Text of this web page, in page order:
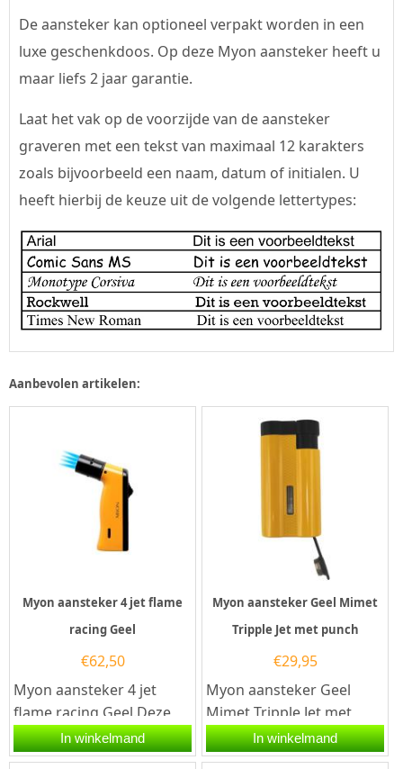
De aansteker kan optioneel verpakt worden in een
luxe geschenkdoos. Op deze Myon aansteker heeft u
maar liefs 2 jaar garantie.
Laat het vak op de voorzijde van de aansteker
graveren met een tekst van maximaal 12 karakters
zoals bijvoorbeeld een naam, datum of initialen. U
heeft hierbij de keuze uit de volgende lettertypes:
Aanbevolen artikelen:
Myon aansteker 4 jet flame
racing Geel
€62,50
Myon aansteker 4 jet
flame racing Geel.Deze
Myon aansteker heeft
een gele afwerking. De
In winkelmand
Myon aansteker Geel Mimet
Tripple Jet met punch
€29,95
Myon aansteker Geel
Mimet Tripple Jet met
punch.Deze Myon
aansteker heeft een gele
In winkelmand